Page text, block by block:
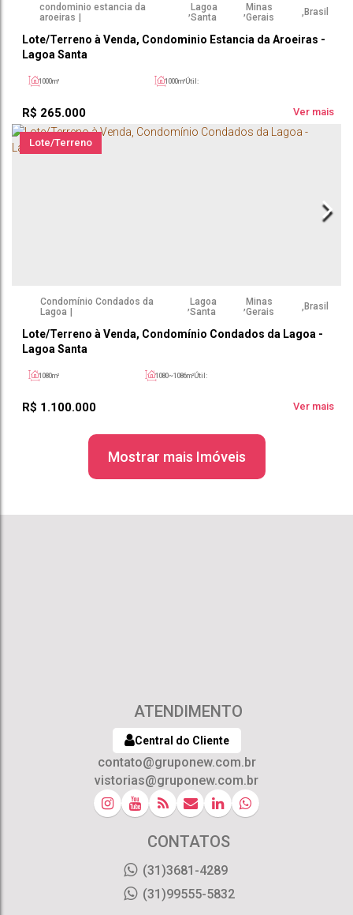
Lote/Terreno à Venda, Condominio Estancia da Aroeiras -
Lagoa Santa
R$ 265.000
condominio estancia da
aroeiras
,Lagoa
Santa
,Minas
Gerais
, Brasil
1000m² Útil:
1000m²
Ver mais
Lote/Terreno
Lote/Terreno à Venda, Condomínio Condados da Lagoa -
Lagoa Santa
R$ 1.100.000
Condomínio Condados da
Lagoa
,Lagoa
Santa
,Minas
Gerais
, Brasil
1080m² Útil:
1080 ~ 1086m²
Ver mais
Mostrar mais Imóveis
ATENDIMENTO
Central do Cliente
contato@gruponew.com.br
vistorias@gruponew.com.br
CONTATOS
(31)3681-4289
(31)99555-5832